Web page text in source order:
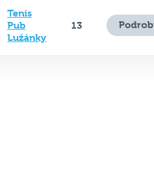
Tenis
Pub
Lužánky
13